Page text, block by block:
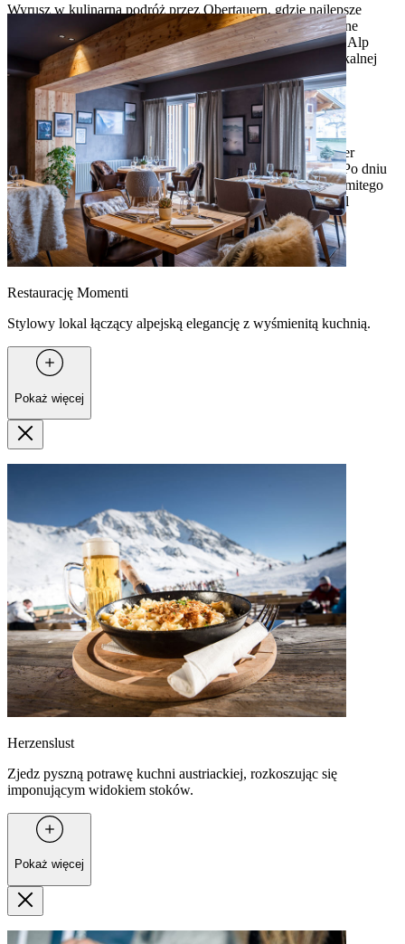
Wyrusz w kulinarną podróż przez Obertauern, gdzie najlepsze
restauracje serwują tradycyjne dania kuchni austriackiej pełne
niezapomnianych smaków. Położone wśród malowniczych Alp
restauracje serwują wyśmienite potrawy w urokliwej, rustykalnej
atmosferze.
Rozsmakuj się w lokalnych specjałach, takich jak
Leberknödelsuppe (zupa z klopsikiem z wątróbki), Pongauer
Kasnocken (pierożki z serem) i kultowy Wiener Schnitzel. Po dniu
spędzonym na stokach zrób sobie nagrodę w postaci znakomitego
deseru – Salzburger Nockerl, Kaiserschmarrn i Germknödel
czekają!
Restaurację Momenti
Stylowy lokal łączący alpejską elegancję z wyśmienitą kuchnią.
Pokaż więcej
Herzenslust
Zjedz pyszną potrawę kuchni austriackiej, rozkoszując się
imponującym widokiem stoków.
Pokaż więcej